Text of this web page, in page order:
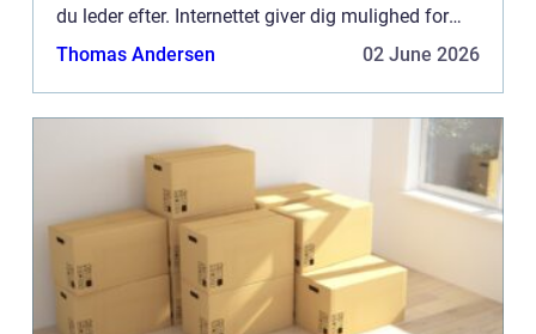
du leder efter. Internettet giver dig mulighed for
lynhurtigt at blive præsenteret for alverdens mu...
Thomas Andersen 02 June 2026